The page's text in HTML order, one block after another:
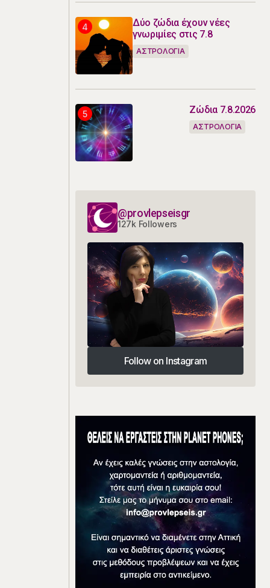
Δύο ζώδια έχουν νέες
γνωριμίες στις 7.8
ΑΣΤΡΟΛΟΓΙΑ
Ζώδια 7.8.2026
ΑΣΤΡΟΛΟΓΙΑ
@provlepseisgr
127k Followers
Follow on Instagram
Follow on Instagram